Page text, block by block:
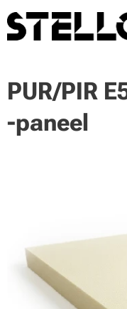
PUR/PIR
-paneel